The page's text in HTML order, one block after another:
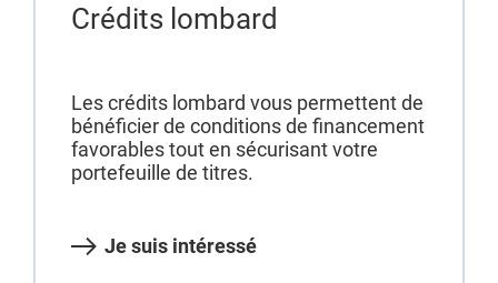
Crédits lombard
Les crédits lombard vous permettent de
bénéficier de conditions de financement
favorables tout en sécurisant votre
portefeuille de titres.
Je suis intéressé